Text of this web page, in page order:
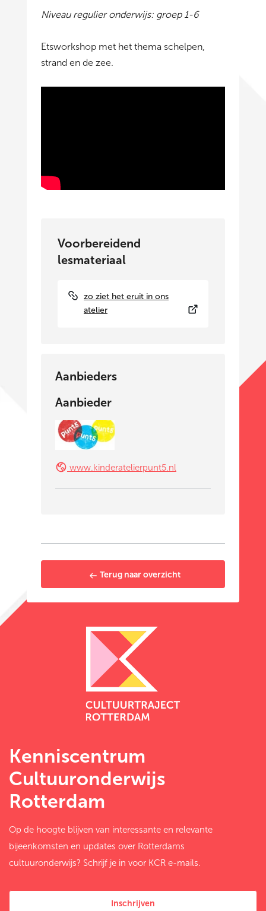
Niveau regulier onderwijs: groep 1-6
Etsworkshop met het thema schelpen,
strand en de zee.
Voorbereidend
lesmateriaal
zo ziet het eruit in ons
atelier
Aanbieders
Aanbieder
www.kinderatelierpunt5.nl
Terug naar overzicht
Kenniscentrum
Cultuuronderwijs
Rotterdam
Op de hoogte blijven van interessante en relevante
bijeenkomsten en updates over Rotterdams
cultuuronderwijs? Schrijf je in voor KCR e-mails.
Inschrijven